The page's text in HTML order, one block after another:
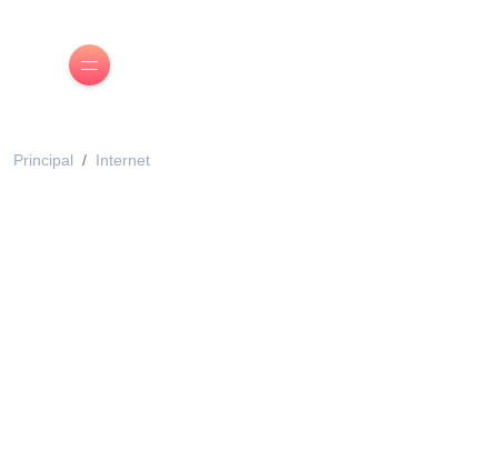
Principal Internet